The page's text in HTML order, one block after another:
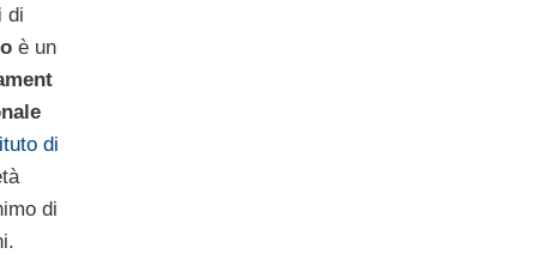
di
è un
di
di